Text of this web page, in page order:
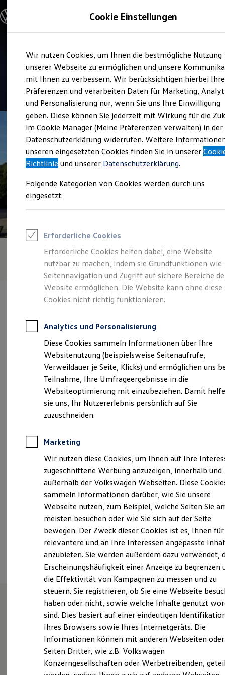
Hauptinhalt
springen
Footer
springen
Modelle und Konfigurator
Modelle vergleichen
Elektroautos
ENERGY Sondermodelle
Nutzfahrzeuge
SUV und CUV
Familienautos
Kombis
Kompaktwagen
Sportwagen
Schnell verfügbare Fahrzeuge
Angebote und Produkte
Aktuelle Angebote
E-Auto-Förderung
Volkswagen Marktplatz
Junge Gebrauchtwagen und Gebrauchtwagen
Volkswagen Zertifizierte Gebrauchtwagen
Zubehör- und Serviceangebote
Leasing
Leasing-Angebote
Gebrauchtwagen Leasing
Junge Gebrauchtwagen-Leasing
Elektroauto Leasing
Kleinwagen-Leasing
Leasing ohne Anzahlung
Finanzierung
Kfz-Versicherung
Restschuldversicherungen
Garantien
Wartungsverträge
Geschäftskunden
Professional Class bei Volkswagen
Großkunden
Behörden
Direktkunden
Sonderfahrzeuge
Anpfiff zum Gewinn
Elektroautos
ID. Tutorials
Elektrofahrzeugkonzepte
Reichweite
Reichweite der ID. Modelle
Reichweite im Winter
Laden
Laden unterwegs
Laden Zuhause
Ladestationen finden
Ladezeitensimulator
Batterie
Sicherheit
Garantie und Lebensdauer
Nachhaltigkeit
Technologie
Kosten und Kauf
Verbrauchskosten
Kaufoptionen
E-Auto-Förderung
Software und Konnektivität
ID. Software Versionen und Updates
Digitale Extras
Schnittstellen zu Ihrem ID.
Service
Auto Schmidt
Verantwortlich für die Inhalte auf dieser Seite ist die Auto Schmidt
Impressum & Rechtliches)
Unten in der Aab 3, 56154 Boppard
info@auto-schmidt-boppard.de
Montag
Sonntag
Geschlossen
Ansprechpartner
Unsere Leistungenim
Überblick
Gebrauchtwagen
Cookie Einstellungen
Wir nutzen Cookies, um Ihnen die bestmögliche Nutzung
unserer Webseite zu ermöglichen und unsere
mit Ihnen zu verbessern. Wir berücksichtigen hierbei Ihre
Präferenzen und verarbeiten Daten für Marketing,
und Personalisierung nur, wenn Sie uns Ihre Einwilligung
geben. Diese können Sie jederzeit mit Wirkung für die
im Cookie Manager (Meine Präferenzen verwalten) in der
Datenschutzerklärung widerrufen. Weitere
unseren eingesetzten Cookies finden Sie in unserer
Richtlinie und unserer Datenschutzerklärung.
Folgende Kategorien von Cookies werden durch uns
eingesetzt:
Erforderliche Cookies
Erforderliche Cookies helfen dabei, eine Website
nutzbar zu machen, indem sie Grundfunktionen wie
Seitennavigation und Zugriff auf sichere Bereiche
Website ermöglichen. Die Website kann ohne diese
Cookies nicht richtig funktionieren.
Analytics und Personalisierung
Diese Cookies sammeln Informationen über Ihre
Websitenutzung (beispielsweise Seitenaufrufe,
Verweildauer je Seite, Klicks) und ermöglichen uns
Teilnahme, Ihre Umfrageergebnisse in die
Websiteoptimierung mit einzubeziehen. Damit
sie uns, Ihr Nutzererlebnis persönlich auf Sie
zuzuschneiden.
Marketing
Wir nutzen diese Cookies, um Ihnen auf Ihre
zugeschnittene Werbung anzuzeigen, innerhalb und
außerhalb der Volkswagen Webseiten. Diese
sammeln Informationen darüber, wie Sie unsere
Webseite nutzen, zum Beispiel, welche Seiten Sie
meisten besuchen oder wie Sie sich auf der Seite
bewegen. Der Zweck dieser Cookies ist es, Ihnen für
relevantere und an Ihre Interessen angepasste
anzubieten. Sie werden außerdem dazu verwendet,
Erscheinungshäufigkeit einer Anzeige zu begrenzen
die Effektivität von Kampagnen zu messen und zu
steuern. Sie registrieren, ob Sie eine Webseite
haben oder nicht, sowie welche Inhalte genutzt
sind. Dies basiert auf einer eindeutigen
Ihres Browsers sowie Ihres Internetgeräts. Die
Informationen können mit anderen Webseiten oder
Seiten Dritter, wie z.B. Volkswagen
Konzerngesellschaften oder Werbetreibenden,